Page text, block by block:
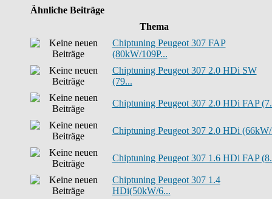
Ähnliche Beiträge
Thema
Chiptuning Peugeot 307 FAP
(80kW/109P...
Chiptuning Peugeot 307 2.0 HDi SW
(79...
Chiptuning Peugeot 307 2.0 HDi FAP
Chiptuning Peugeot 307 2.0 HDi
Chiptuning Peugeot 307 1.6 HDi FAP
Chiptuning Peugeot 307 1.4
HDi(50kW/6...